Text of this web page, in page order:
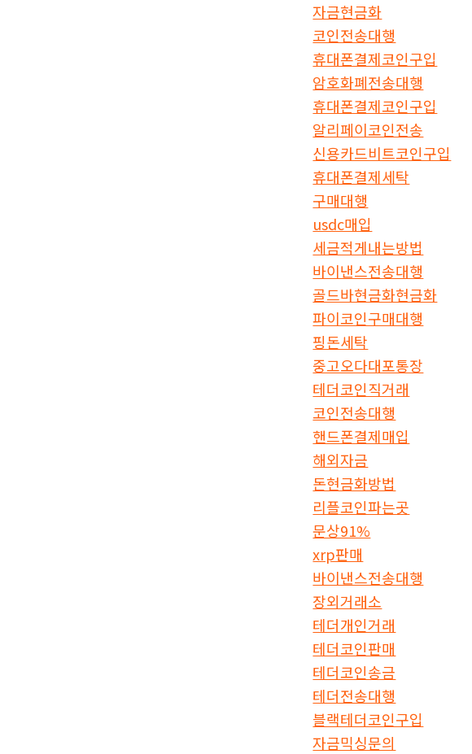
자금현금화
코인전송대행
휴대폰결제코인구입
암호화폐전송대행
휴대폰결제코인구입
알리페이코인전송
신용카드비트코인구입
휴대폰결제세탁
구매대행
usdc매입
세금적게내는방법
바이낸스전송대행
골드바현금화현금화
파이코인구매대행
핑돈세탁
중고오다대포통장
테더코인직거래
코인전송대행
핸드폰결제매입
해외자금
돈현금화방법
리플코인파는곳
문상91%
xrp판매
바이낸스전송대행
장외거래소
테더개인거래
테더코인판매
테더코인송금
테더전송대행
블랙테더코인구입
자금믹싱문의